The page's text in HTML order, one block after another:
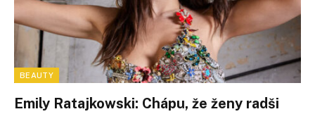
BEAUTY
Emily Ratajkowski: Chápu, že ženy radši